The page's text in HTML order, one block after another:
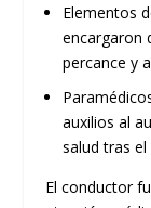
Elementos
encargaron
percance y
auxilios al
salud tras
El conductor